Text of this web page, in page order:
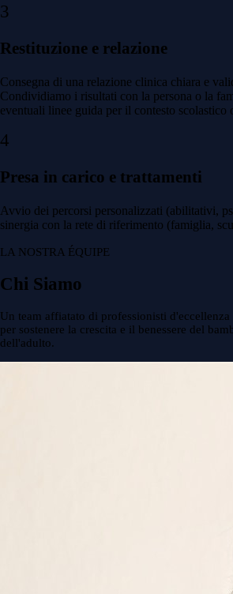
3
Restituzione e relazione
Consegna di una relazione clinica chiara e
Condividiamo i risultati con la persona o la
eventuali linee guida per il contesto scolastico
4
Presa in carico e trattamenti
Avvio dei percorsi personalizzati (abilitativi,
sinergia con la rete di riferimento (famiglia,
LA NOSTRA ÉQUIPE
Chi Siamo
Un team affiatato di professionisti
per sostenere la crescita e il benessere del
dell'adulto.